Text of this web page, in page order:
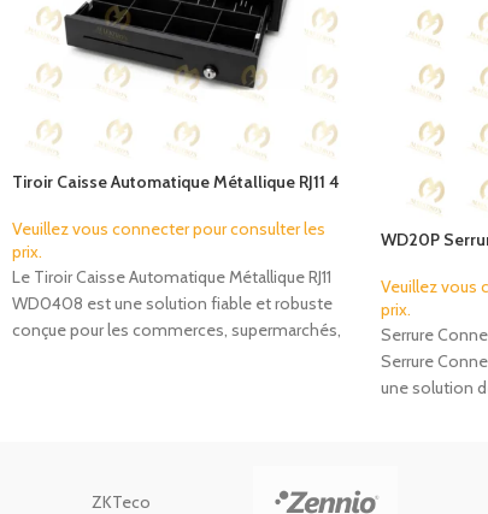
Tiroir Caisse Automatique Métallique RJ11 4
Veuillez vous connecter pour consulter les
prix.
Le Tiroir Caisse Automatique Métallique RJ11
WD0408 est une solution fiable et robuste
conçue pour les commerces, supermarchés,
WD20P
Veuillez vous
prix.
Serrure
Serrure
une solution
ZKTeco